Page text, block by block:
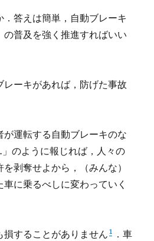
．答えは簡単，自動ブレーキ
普及を強く推進すればいい
ーキがあれば，防げた事故
が運転する自動ブレーキのな
のように報じれば，人々の
剥奪せよから，（みんな）
に乗るべしに変わっていく
することがありません 1 ．車